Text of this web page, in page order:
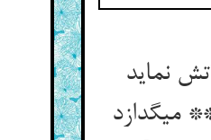
نماید
می‏گدازد